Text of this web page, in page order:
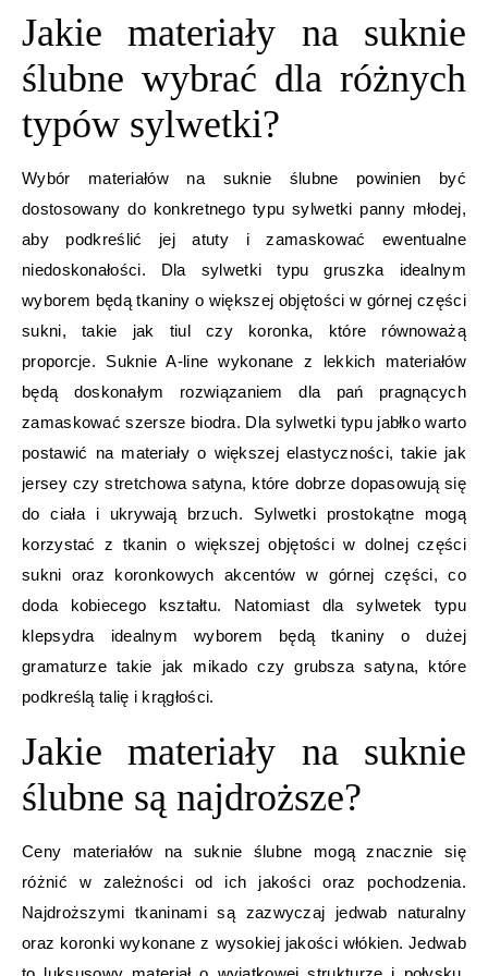
Jakie materiały na suknie
ślubne wybrać dla różnych
typów sylwetki?
Wybór materiałów na suknie ślubne powinien być
dostosowany do konkretnego typu sylwetki panny młodej,
aby podkreślić jej atuty i zamaskować ewentualne
niedoskonałości. Dla sylwetki typu gruszka idealnym
wyborem będą tkaniny o większej objętości w górnej części
sukni, takie jak tiul czy koronka, które równoważą
proporcje. Suknie A-line wykonane z lekkich materiałów
będą doskonałym rozwiązaniem dla pań pragnących
zamaskować szersze biodra. Dla sylwetki typu jabłko warto
postawić na materiały o większej elastyczności, takie jak
jersey czy stretchowa satyna, które dobrze dopasowują się
do ciała i ukrywają brzuch. Sylwetki prostokątne mogą
korzystać z tkanin o większej objętości w dolnej części
sukni oraz koronkowych akcentów w górnej części, co
doda kobiecego kształtu. Natomiast dla sylwetek typu
klepsydra idealnym wyborem będą tkaniny o dużej
gramaturze takie jak mikado czy grubsza satyna, które
podkreślą talię i krągłości.
Jakie materiały na suknie
ślubne są najdroższe?
Ceny materiałów na suknie ślubne mogą znacznie się
różnić w zależności od ich jakości oraz pochodzenia.
Najdroższymi tkaninami są zazwyczaj jedwab naturalny
oraz koronki wykonane z wysokiej jakości włókien. Jedwab